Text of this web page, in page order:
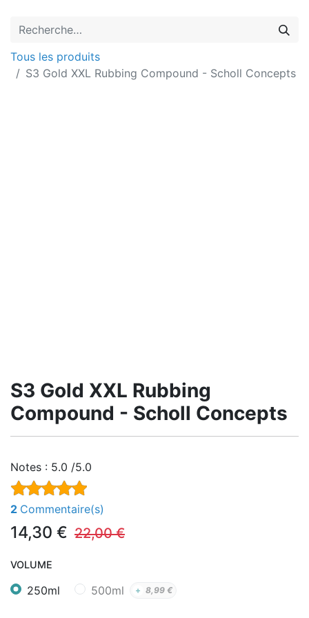
Tous les produits
S3 Gold XXL Rubbing Compound - Scholl Concepts
S3 Gold XXL Rubbing
Compound - Scholl Concepts
Notes : 5.0 /5.0
2 Commentaire(s)
14,30 € 22,00€
VOLUME
250ml 500ml + 8,99 €